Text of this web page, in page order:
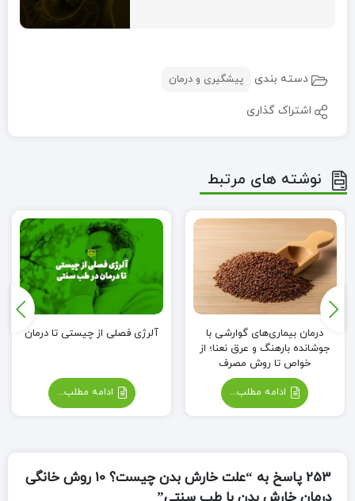
دسته بندی پیشگیری و درمان
اشتراک گذاری
نوشته های مرتبط
درمان بیماری‌های گوارشی با
جوشانده بارهنگ و عرق نعنا؛ از
خواص تا روش مصرف
ادامه مطلب...
آلرژی فصلی از چیستی تا درمان
ادامه مطلب...
253 پاسخ به “علت خارش بدن چیست؟ 10 روش خانگی